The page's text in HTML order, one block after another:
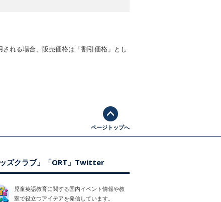
れる場合、販売価格は「割引価格」とし
ページトップへ
ッズクラブ」「ORT」Twitter
児童英語教育に関する国内イベント情報や教
室で役立つアイデアを発信しています。